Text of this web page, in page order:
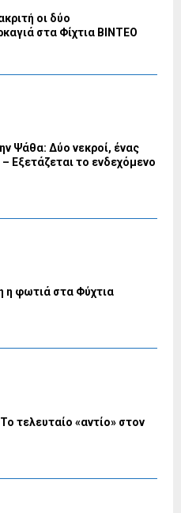
οι δύο
στα Φίχτια ΒΙΝΤΕΟ
Ψάθα: Δύο νεκροί, ένας
Εξετάζεται το ενδεχόμενο
η φωτιά στα Φύχτια
τελευταίο «αντίο» στον